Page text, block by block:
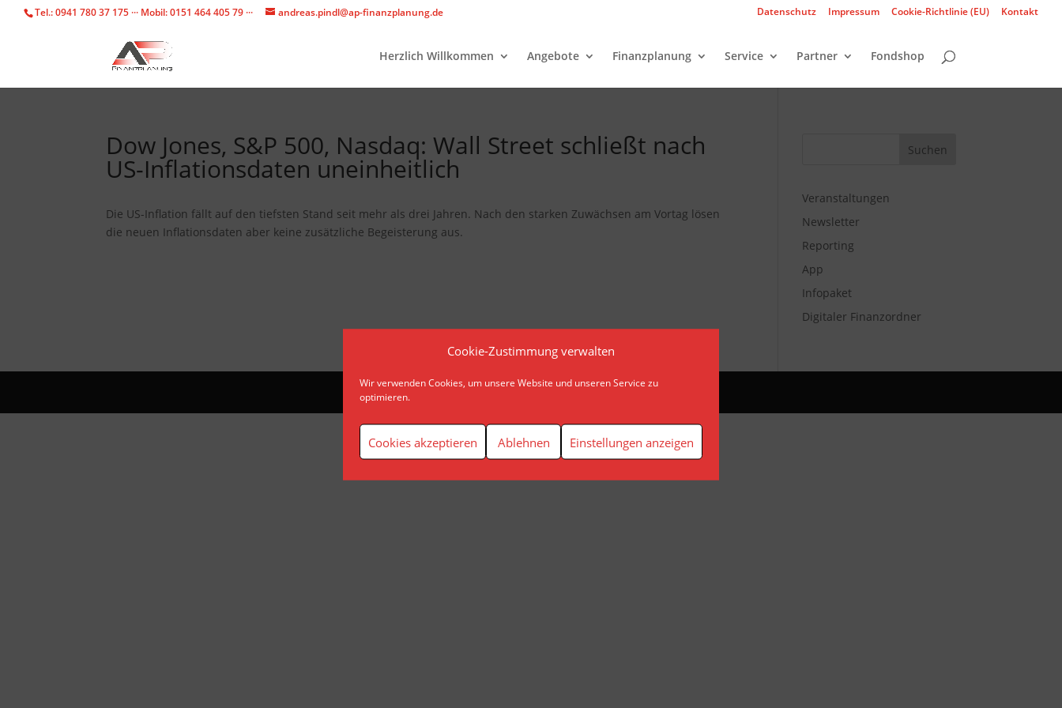
Cookie-Zustimmung verwalten
Wir verwenden Cookies, um unsere Website und unseren Service zu
optimieren.
Cookies akzeptieren Ablehnen Einstellungen anzeigen
Tel.: 0941 780 37 175 ··· Mobil: 0151 464 405 79 ··· andreas.pindl@ap-finanzplanung.de Datenschutz Impressum Cookie-Richtlinie (EU) Kontakt
Herzlich Willkommen Angebote Finanzplanung Service Partner Fondshop
Dow Jones, S&P 500, Nasdaq: Wall Street schließt nach
US-Inflationsdaten uneinheitlich
Die US-Inflation fällt auf den tiefsten Stand seit mehr als drei Jahren. Nach den starken Zuwächsen am Vortag lösen
die neuen Inflationsdaten aber keine zusätzliche Begeisterung aus.
Veranstaltungen
Newsletter
Reporting
App
Infopaket
Digitaler Finanzordner
© AP Finanzplanung Andreas Pindl